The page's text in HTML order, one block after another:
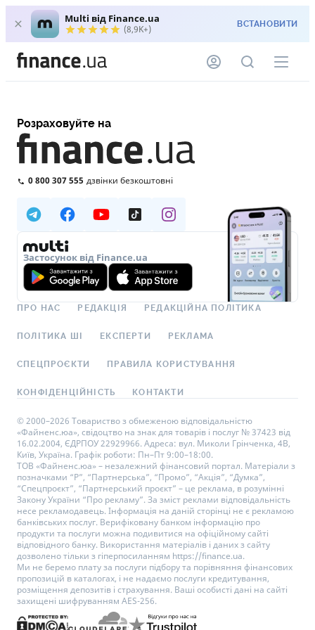
Multi від Finance.ua
(8,9K+) ВСТАНОВИТИ
Розраховуйте на
0 800 307 555 дзвінки безкоштовні
Застосунок від Finance.ua
ПРО НАС РЕДАКЦІЯ РЕДАКЦІЙНА ПОЛІТИКА
ПОЛІТИКА ШІ ЕКСПЕРТИ РЕКЛАМА
СПЕЦПРОЄКТИ ПРАВИЛА КОРИСТУВАННЯ
КОНФІДЕНЦІЙНІСТЬ КОНТАКТИ
© 2000–2026 Товариство з обмеженою відповідальністю
«Файненс.юа», свідоцтво на знак для товарів і послуг № 37423 від
16.02.2004, ЄДРПОУ 22929966. Адреса: вул. Миколи Грінченка, 4В,
Київ, Україна. Графік роботи: Пн–Пт 9:00–18:00.
ТОВ «Файненс.юа» – незалежний фінансовий портал. Матеріали з
позначками “Р”, “Партнерська”, “Промо”, “Акція”, “Думка”,
“Спецпроєкт”, “Партнерський проєкт” – це реклама, в розумінні
Закону України “Про рекламу”. За зміст реклами відповідальність
несе рекламодавець. Інформація на даній сторінці не є рекламою
банківських послуг. Верифіковану банком інформацію про
продукти та послуги можна подивитися на офіційному сайті
відповідного банку. Використання матеріалів і даних з сайту
дозволено тільки з гіперпосиланням https://finance.ua.
Ми не беремо плату за послуги підбору та порівняння фінансових
пропозицій в каталогах, і не надаємо послуги кредитування,
розміщення депозитів і страхування. Ваші особисті дані на сайті
захищені шифруванням AES-256.